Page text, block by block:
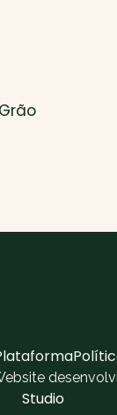
Studio